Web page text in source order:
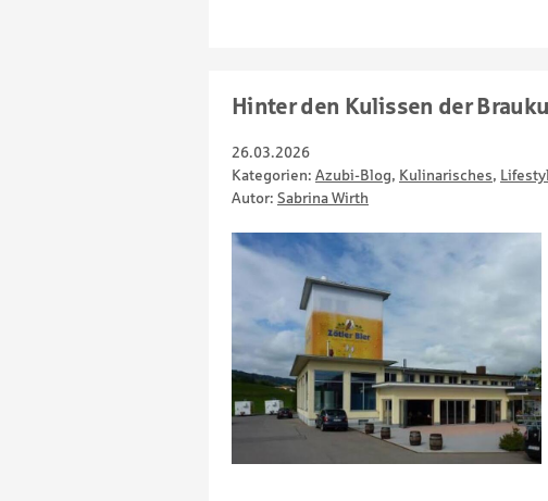
Hinter den Kulissen der
26.03.2026
Kategorien: Azubi-Blog, Kulinarisches,
Autor: Sabrina Wirth